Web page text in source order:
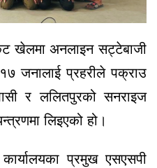
खेलमा अनलाइन सट्टेबाजी
जनालाई प्रहरीले पक्राउ
र ललितपुरको सनराइज
लिइएको हो।
प्रमुख एसएसपी